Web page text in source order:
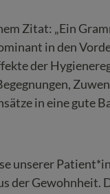
Zitat: „Ein
in den
der
in eine gute
unserer
der Gewohnheit.